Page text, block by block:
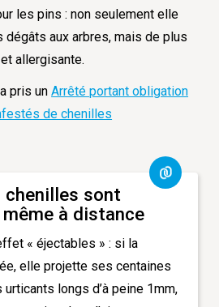
les pins : non seulement elle
dégâts aux arbres, mais de plus
allergisante.
a pris unArrêté portant obligation
de chenilles
sont
à distance
« éjectables » : si la
elle projette ses centaines
longs d’à peine 1mm,